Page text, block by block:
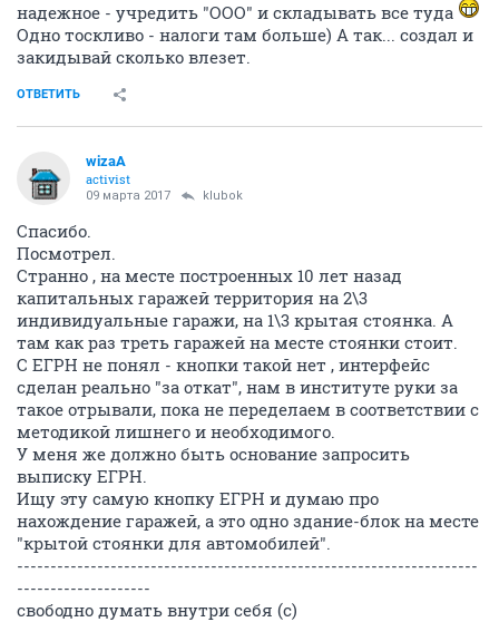
надежное - учредить "ООО" и складывать все туда
Одно тоскливо - налоги там больше) А так... создал и
закидывай сколько влезет.
ОТВЕТИТЬ
wizaA
activist
09 марта 2017 klubok
Спасибо.
Посмотрел.
Странно , на месте построенных 10 лет назад
капитальных гаражей территория на 2\3
индивидуальные гаражи, на 1\3 крытая стоянка. А
там как раз треть гаражей на месте стоянки стоит.
С ЕГРН не понял - кнопки такой нет , интерфейс
сделан реально "за откат", нам в институте руки за
такое отрывали, пока не переделаем в соответствии с
методикой лишнего и необходимого.
У меня же должно быть основание запросить
выписку ЕГРН.
Ищу эту самую кнопку ЕГРН и думаю про
нахождение гаражей, а это одно здание-блок на месте
"крытой стоянки для автомобилей".
---------------------------------------------------------------------
--------------------
свободно думать внутри себя (с)